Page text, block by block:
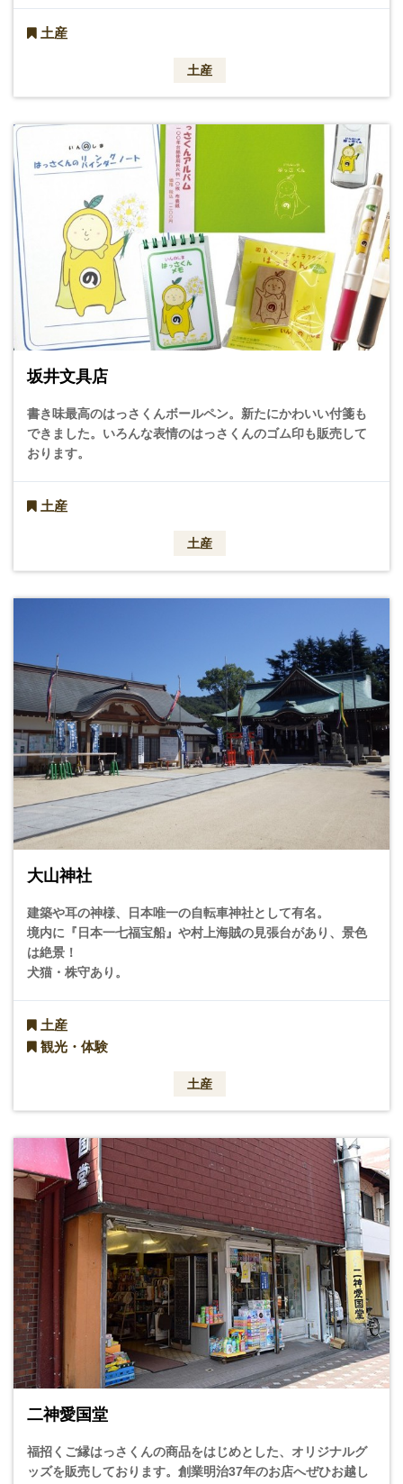
土産
土産
坂井文具店
書き味最高のはっさくんボールペン。新たにかわいい付箋も
できました。いろんな表情のはっさくんのゴム印も販売して
おります。
土産
土産
大山神社
建築や耳の神様、日本唯一の自転車神社として有名。
境内に『日本一七福宝船』や村上海賊の見張台があり、景色
は絶景！
犬猫・株守あり。
土産
観光・体験
土産
二神愛国堂
福招くご縁はっさくんの商品をはじめとした、オリジナルグ
ッズを販売しております。創業明治37年のお店へぜひお越し